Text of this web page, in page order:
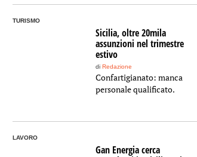
TURISMO
Sicilia, oltre 20mila
assunzioni nel trimestre
estivo
di Redazione
Confartigianato: manca
personale qualificato.
LAVORO
Gan Energia cerca